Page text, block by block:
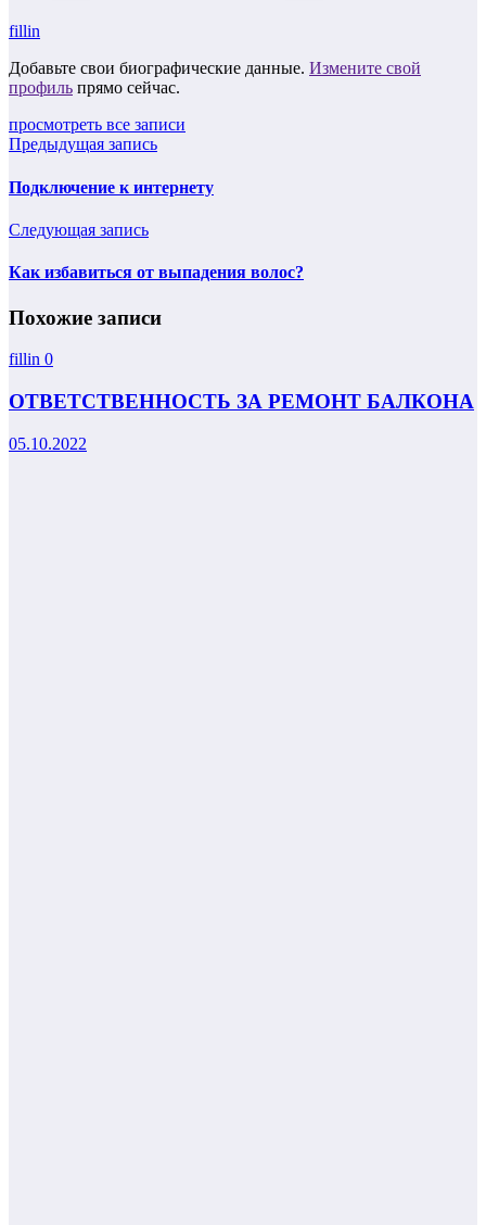
fillin
Добавьте свои биографические данные. Измените свой
профиль прямо сейчас.
просмотреть все записи
Предыдущая запись
Подключение к интернету
Следующая запись
Как избавиться от выпадения волос?
Похожие записи
fillin 0
ОТВЕТСТВЕННОСТЬ ЗА РЕМОНТ БАЛКОНА
05.10.2022